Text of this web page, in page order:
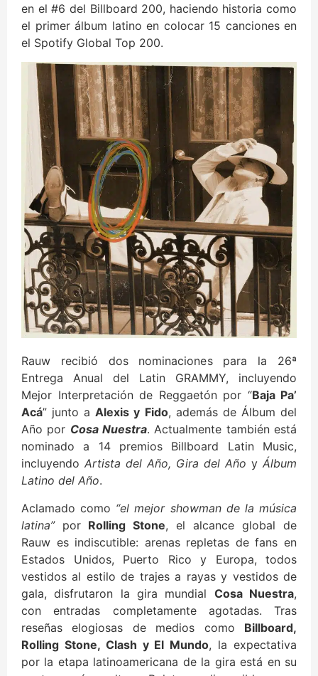
en el #6 del Billboard 200, haciendo historia como
el primer álbum latino en colocar 15 canciones en
el Spotify Global Top 200.
Rauw recibió dos nominaciones para la 26ª
Entrega Anual del Latin GRAMMY, incluyendo
Mejor Interpretación de Reggaetón por “Baja Pa’
Acá” junto aAlexis y Fido, además de Álbum del
Año por Cosa Nuestra. Actualmente también está
nominado a 14 premios Billboard Latin Music,
incluyendo Artista del Año, Gira del Año y Álbum
Latino del Año.
Aclamado como “el mejor showman de la música
latina”por Rolling Stone, el alcance global de
Rauw es indiscutible: arenas repletas de fans en
Estados Unidos, Puerto Rico y Europa, todos
vestidos al estilo de trajes a rayas y vestidos de
gala, disfrutaron la gira mundial Cosa Nuestra,
con entradas completamente agotadas. Tras
reseñas elogiosas de medios como Billboard,
Rolling Stone, Clash y El Mundo, la expectativa
por la etapa latinoamericana de la gira está en su